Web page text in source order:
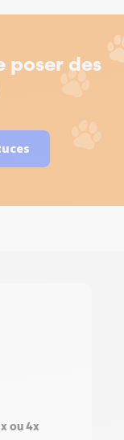
poser des
ou 4x